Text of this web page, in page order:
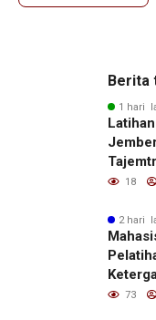
Berita
1 hari
18
2 hari
Pelatihan
73